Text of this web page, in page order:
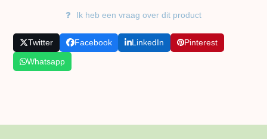
Ik heb een vraag over dit product
Twitter Facebook LinkedIn
Pinterest
Whatsapp